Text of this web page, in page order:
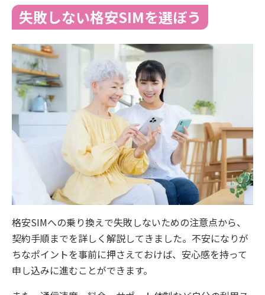
失敗しない格安SIMを選ぼう
格安SIMへの乗り換えで失敗しないための注意点から、
契約手順までを詳しく解説してきました。不安になりが
ちなポイントを事前に押さえておけば、安心感を持って
申し込みに進むことができます。